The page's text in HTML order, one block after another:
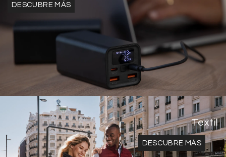
DESCUBRE MÁS
Textil
DESCUBRE MÁS